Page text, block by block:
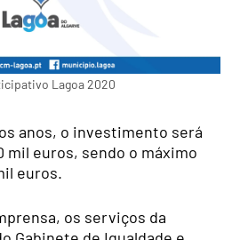
Lagoa 2020
anos, o investimento será
mil euros, sendo o máximo
euros.
os serviços da